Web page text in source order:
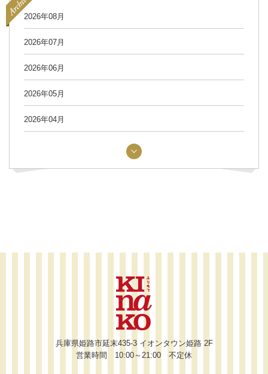
2026年08月
2026年07月
2026年06月
2026年05月
2026年04月
兵庫県姫路市延末435-3 イオンタウン姫路 2F
営業時間 10:00～21:00 不定休